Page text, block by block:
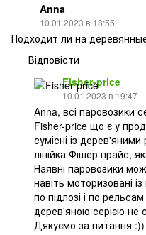
Anna
10.01.2023 в 18:55
Подходит ли на
Відповісти
Fisher-price
10.01.2023 в 19:47
Anna, всі паровозики
Fisher-price що є у
сумісні із
лінійка Фішер прайс,
Наявні паровозики
навіть моторизовані
по підлозі і по
дерев'яною серією не
Дякуємо за питання :))